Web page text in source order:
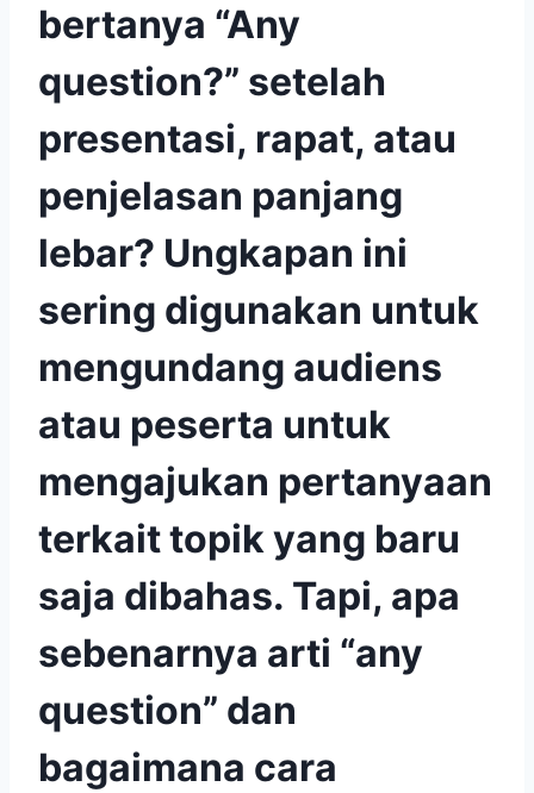
bertanya “Any
question?” setelah
presentasi, rapat, atau
penjelasan panjang
lebar? Ungkapan ini
sering digunakan untuk
mengundang audiens
atau peserta untuk
mengajukan pertanyaan
terkait topik yang baru
saja dibahas. Tapi, apa
sebenarnya arti “any
question” dan
bagaimana cara